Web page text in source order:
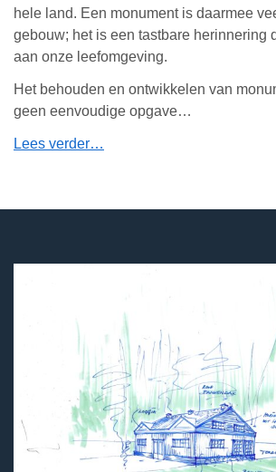
hele land. Een monument is daarmee
gebouw; het is een tastbare herinnering
aan onze leefomgeving.
Het behouden en ontwikkelen van
geen eenvoudige opgave…
Lees verder…